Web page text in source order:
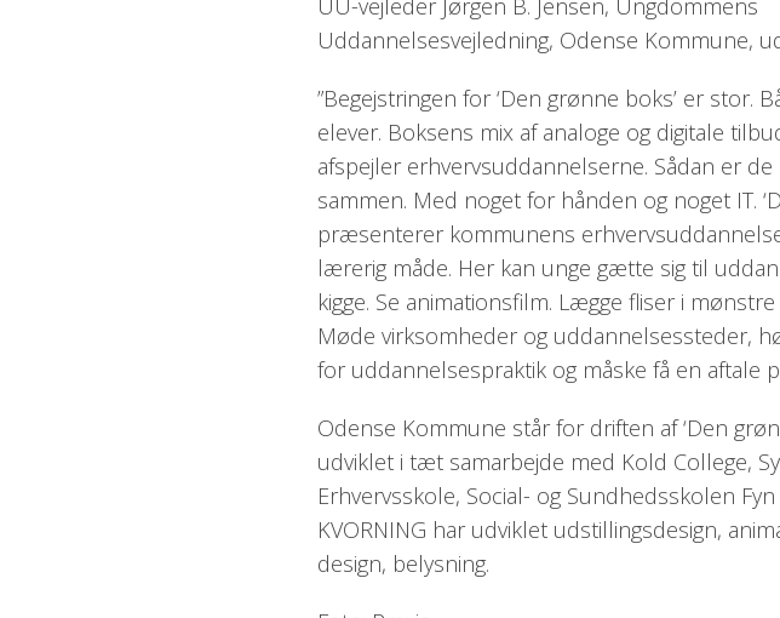
UU-vejleder Jørgen B. Jensen, Ungdommens
Uddannelsesvejledning, Odense Kommune,
”Begejstringen for ‘Den grønne boks’ er stor.
elever. Boksens mix af analoge og digitale
afspejler erhvervsuddannelserne. Sådan er
sammen. Med noget for hånden og noget IT.
præsenterer kommunens
lærerig måde. Her kan unge gætte sig til
kigge. Se animationsfilm. Lægge fliser i
Møde virksomheder og uddannelsessteder,
for uddannelsespraktik og måske få en aftale
Odense Kommune står for driften af ‘Den
udviklet i tæt samarbejde med Kold College,
Erhvervsskole, Social- og Sundhedsskolen
KVORNING har udviklet udstillingsdesign,
design, belysning.